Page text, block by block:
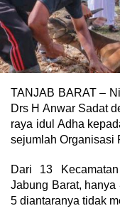
TANJAB BARAT –
Drs H Anwar Sadat
raya idul Adha
sejumlah Organisasi
Dari 13
Jabung Barat,
5 diantaranya tidak